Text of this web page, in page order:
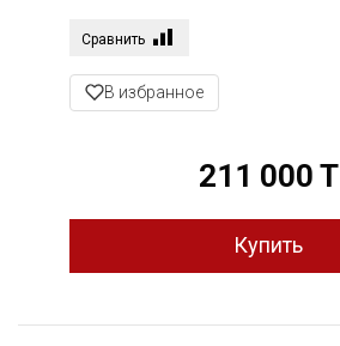
Сравнить
В избранное
211 000 T